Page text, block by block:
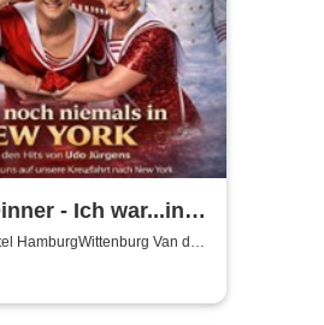
- Ich war...in
HamburgWittenburg Van der